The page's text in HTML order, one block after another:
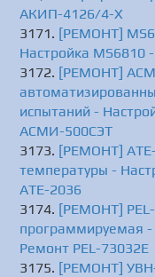
АКИП-4126/4-X
[РЕМОНТ]
Настройка MS6810
[РЕМОНТ]
испытаний -
АСМИ-500СЭТ
[РЕМОНТ] АТЕ-
температуры -
АТЕ-2036
[РЕМОНТ] PEL-
программируемая -
Ремонт PEL-73032E
[РЕМОНТ] УВН-